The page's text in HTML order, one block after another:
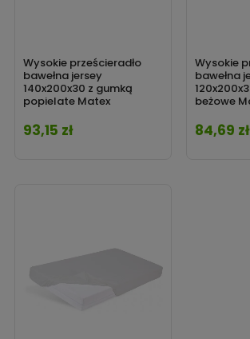
Wysokie prześcieradło
bawełna jersey
140x200x30 z gumką
popielate Matex
Cena
93,15 zł
Wysokie
bawełna
beżowe
Cena
84,69 zł